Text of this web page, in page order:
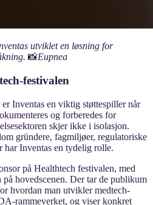
utviklet en løsning for
📸Eupnea
festivalen
Inventas en viktig støttespiller når
og forberedes for
skjer ikke i isolasjon.
gründere, fagmiljøer, regulatoriske
har Inventas en tydelig rolle.
på Healthtech festivalen, med
på hovedscenen. Der tar de publikum
hvordan man utvikler medtech-
rammeverket, og viser konkret